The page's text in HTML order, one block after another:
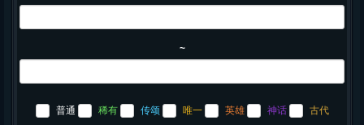
~
普通 稀有 传颂 唯一 英雄 神话 古代